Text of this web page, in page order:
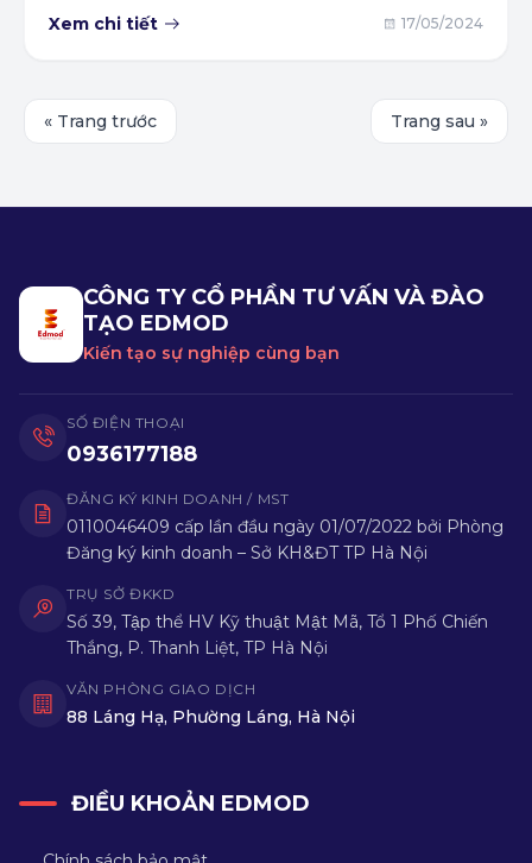
này? Hãy cùng khám phá 4 bí quyết vàng được chia
thân!
Xem chi tiết 17/05/2024
« Trang trước Trang sau »
CÔNG TY CỔ PHẦN TƯ VẤN VÀ ĐÀO
TẠO EDMOD
Kiến tạo sự nghiệp cùng bạn
SỐ ĐIỆN THOẠI
0936177188
ĐĂNG KÝ KINH DOANH / MST
0110046409 cấp lần đầu ngày 01/07/2022 bởi Phòng
Đăng ký kinh doanh – Sở KH&ĐT TP Hà Nội
TRỤ SỞ ĐKKD
Số 39, Tập thể HV Kỹ thuật Mật Mã, Tổ 1 Phố Chiến
Thắng, P. Thanh Liệt, TP Hà Nội
VĂN PHÒNG GIAO DỊCH
88 Láng Hạ, Phường Láng, Hà Nội
ĐIỀU KHOẢN EDMOD